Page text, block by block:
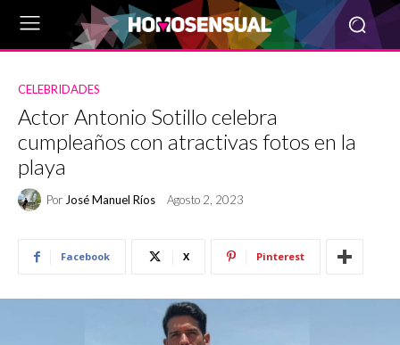
CELEBRIDADES
Actor Antonio Sotillo celebra
cumpleaños con atractivas fotos en la
playa
Por José Manuel Ríos Agosto 2, 2023
Facebook X Pinterest